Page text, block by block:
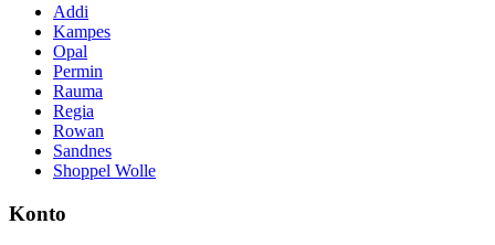
Addi
Kampes
Opal
Permin
Rauma
Regia
Rowan
Sandnes
Shoppel Wolle
Konto